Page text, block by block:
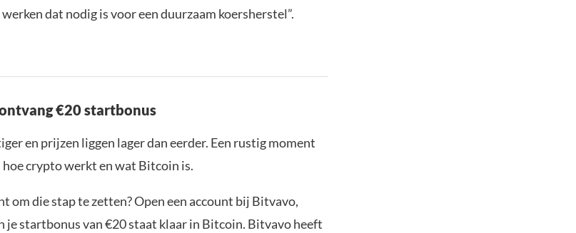
dat nodig is voor een duurzaam koersherstel”.
€20 startbonus
en prijzen liggen lager dan eerder. Een rustig moment
crypto werkt en wat Bitcoin is.
om die stap te zetten? Open een account bij Bitvavo,
je startbonus van €20 staat klaar in Bitcoin. Bitvavo heeft